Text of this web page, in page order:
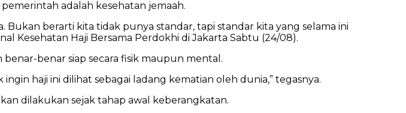
adalah kesehatan jemaah.
berarti kita tidak punya standar, tapi standar kita yang selama ini
Kesehatan Haji Bersama Perdokhi di Jakarta Sabtu (24/08).
benar siap secara fisik maupun mental.
haji ini dilihat sebagai ladang kematian oleh dunia,” tegasnya.
dilakukan sejak tahap awal keberangkatan.